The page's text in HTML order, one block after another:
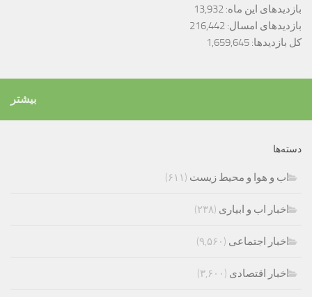
بازدیدهای این ماه: 13,932
بازدیدهای امسال: 216,442
کل بازدیدها: 1,659,645
بیشتر
دسته‌ها
اب و هوا و محیط زیست (۶۱۱)
اخبار اب و ابیاری (۲۳۸)
اخبار اجتماعی (۹,۵۶۰)
اخبار اقتصادی (۳,۶۰۰)